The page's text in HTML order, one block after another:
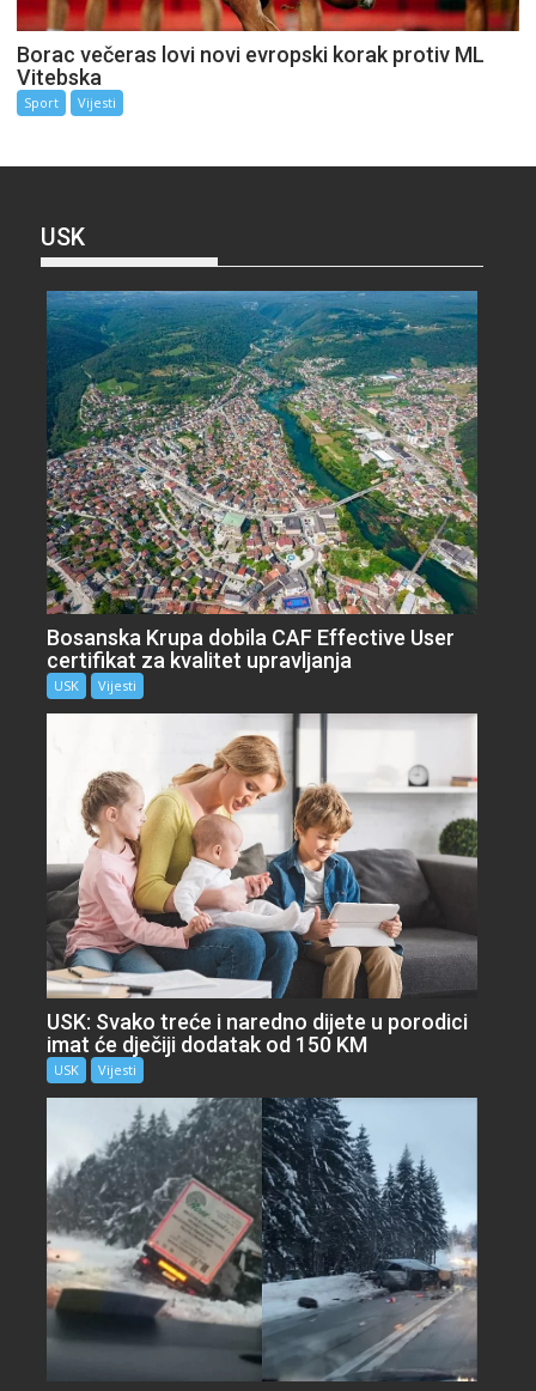
Borac večeras lovi novi evropski korak protiv ML
Vitebska
Sport Vijesti
USK
Bosanska Krupa dobila CAF Effective User
certifikat za kvalitet upravljanja
USK Vijesti
USK: Svako treće i naredno dijete u porodici
imat će dječiji dodatak od 150 KM
USK Vijesti